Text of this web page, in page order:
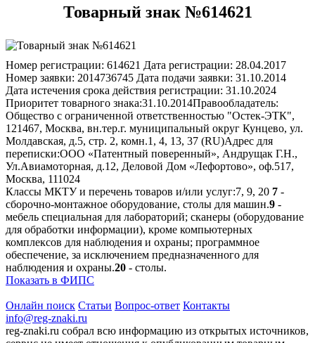
Товарный знак №614621
Номер регистрации: 614621 Дата регистрации: 28.04.2017
Номер заявки: 2014736745 Дата подачи заявки: 31.10.2014
Дата истечения срока действия регистрации: 31.10.2024
Приоритет товарного знака:31.10.2014Правообладатель:
Общество с ограниченной ответственностью "Остек-ЭТК",
121467, Москва, вн.тер.г. муниципальный округ Кунцево, ул.
Молдавская, д.5, стр. 2, комн.1, 4, 13, 37 (RU)Адрес для
переписки:ООО «Патентный поверенный», Андрущак Г.Н.,
Ул.Авиамоторная, д.12, Деловой Дом «Лефортово», оф.517,
Москва, 111024
Классы МКТУ и перечень товаров и/или услуг:7, 9, 20 7 -
сборочно-монтажное оборудование, столы для машин.9 -
мебель специальная для лабораторий; сканеры (оборудование
для обработки информации), кроме компьютерных
комплексов для наблюдения и охраны; программное
обеспечение, за исключением предназначенного для
наблюдения и охраны.20 - столы.
Показать в ФИПС
Онлайн поиск Статьи Вопрос-ответ Контакты
info@reg-znaki.ru
reg-znaki.ru собрал всю информацию из открытых источников,